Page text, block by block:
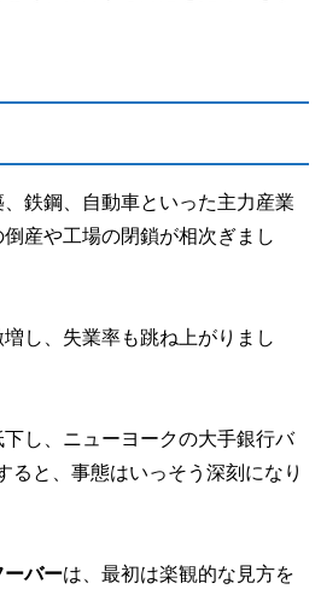
鉄鋼、自動車といった主力産業
産や工場の閉鎖が相次ぎまし
し、失業率も跳ね上がりまし
し、ニューヨークの大手銀行バ
ると、事態はいっそう深刻になり
ーバーは、最初は楽観的な見方を